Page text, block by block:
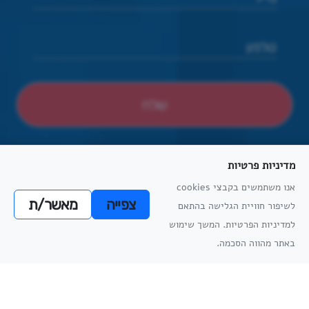
הצהרת נגישות
הסדרי נגישות פיזיים
מדיניות פרטיות
תקנון למניעת הטרדה מינית
מדיניות
מדיניות
הפרטיות
מדיניות פרטיות
אנו משתמשים בקבצי cookies
לשיפור חוויית הגלישה בהתאם
למדיניות הפרטיות. המשך שימוש
באתר מהווה הסכמה.
צפייה מאשר/ת